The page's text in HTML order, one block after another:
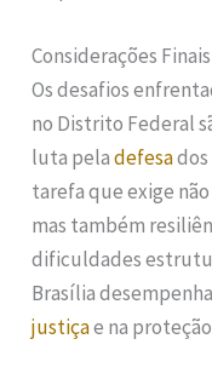
Considerações Finais
Os desafios
no Distrito Federal
luta peladefesa
tarefa que exige
mas também
dificuldades
Brasília
justiçae na